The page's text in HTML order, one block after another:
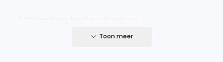
- 2 Zitting hoezen duobank (2 persoons)
Toon meer